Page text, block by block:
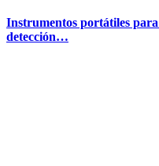
Instrumentos portátiles
detección…